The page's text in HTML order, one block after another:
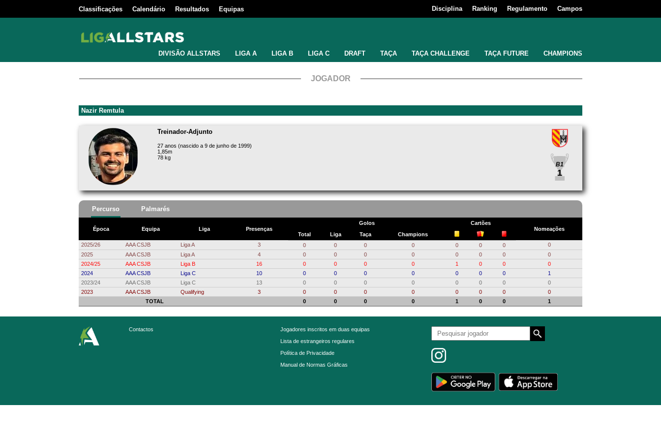
Classificações Calendário Resultados Equipas Disciplina Ranking Regulamento Campos
DIVISÃO ALLSTARS LIGA A LIGA B LIGA C DRAFT TAÇA TAÇA CHALLENGE TAÇA FUTURE CHAMPIONS
JOGADOR
Nazir Remtula
Treinador-Adjunto
27 anos (nascido a 9 de junho de 1999)
1,85m
78 kg
B1
1
Percurso Palmarés
Época Equipa Liga Presenças
Golos
Cartões
Nomeações
Total
Liga Taça
Champions
2025/26
AAA CSJB Liga A 3 0 0 0 0 0 0 0
0
2025
AAA CSJB Liga A 4 0 0 0 0 0 0 0
0
2024/25
AAA CSJB Liga B 16 0 0 0 0 1 0 0
0
2024
AAA CSJB Liga C 10 0 0 0 0 0 0 0
1
2023/24
AAA CSJB Liga C 13 0 0 0 0 0 0 0
0
2023
AAA CSJB Qualifying 3 0 0 0 0 0 0 0
0
TOTAL
0 0 0 0 1 0 0 1
Contactos
Jogadores inscritos em duas equipas
Lista de estrangeiros regulares
Política de Privacidade
Manual de Normas Gráficas